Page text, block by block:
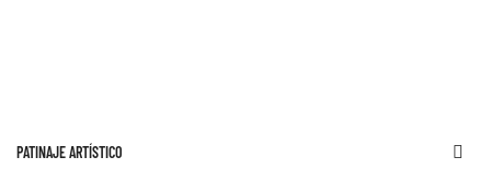
PATINAJE ARTÍSTICO 